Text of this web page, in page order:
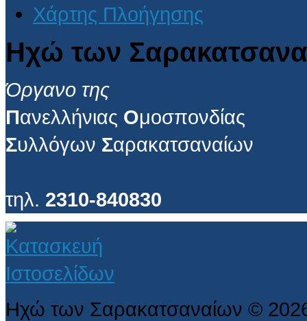
Χάρτης Πλοήγησης
Ηχώ των
Όργανο της
Πανελλήνιας Ομοσπονδίας
Συλλόγων Σαρακατσαναίων
τηλ. 2310-840830
Ηχώ των Σαρακατσαναίων ©